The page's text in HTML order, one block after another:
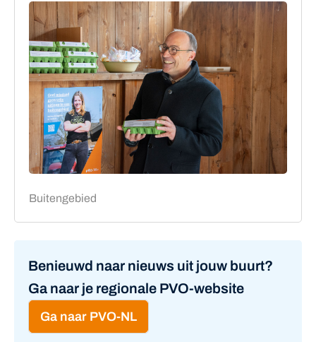
Buitengebied
Benieuwd naar nieuws uit jouw buurt?
Ga naar je regionale PVO-website
Ga naar PVO-NL